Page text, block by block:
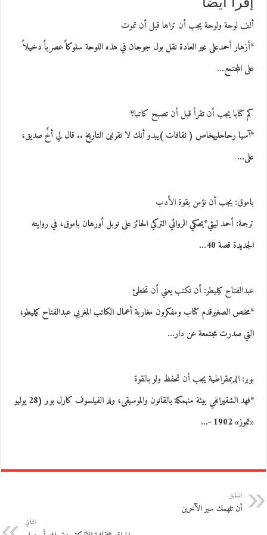
ألف لوحة ولوحة يجب أن تراها قبل أن تموت
*أزهار أحمدعلى غير العادة نقل بول جوجان في هذه اللوحة سلوكاً عصرياً دخيلاً
على المجتمع…
كم كتابا يجب أن تقرأ قبل أن تصبح كاتبا؟
*آسيا رحاحليهخاص ( ثقافات )يبدو أنك لا تقرئين التاريخ .. قال لي أخٌ صديق،
على…
باموق: يجب أن نؤمن بقوة الأدب
ترجمة: أحمد ليثي*يحكي الروائي التركي الحائز على نوبل أورهان باموق، في روايته
الجديدة قصة 40…
عبدالفتاح كيليطو: أن تكتب يعني أن تخطئ
*مخلص الصغيرقدم كتاب ومفكرون مغاربة أعمال الكاتب المغربي عبدالفتاح كيليطو،
التي صدرت مجتمعة عن دار…
بوبر: الديمقراطية يجب أن تحفظ ولو بالقوة
*فهد الشقيرانفي بيئة منهمكة بالقانون والموسيقى، ولد الفيلسوف كارل بوبر (28 يوليو
«تموز» 1902 -…
السابق
أن تلهمك سير الآخرين
التالي